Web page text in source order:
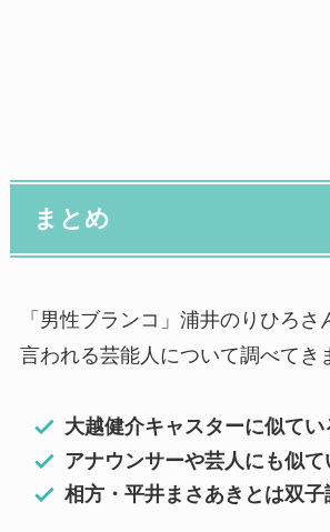
まとめ
「男性ブランコ」浦井のりひろさ
言われる芸能人について調べてき
大越健介キャスターに似てい
アナウンサーや芸人にも似
相方・平井まさあきとは双子